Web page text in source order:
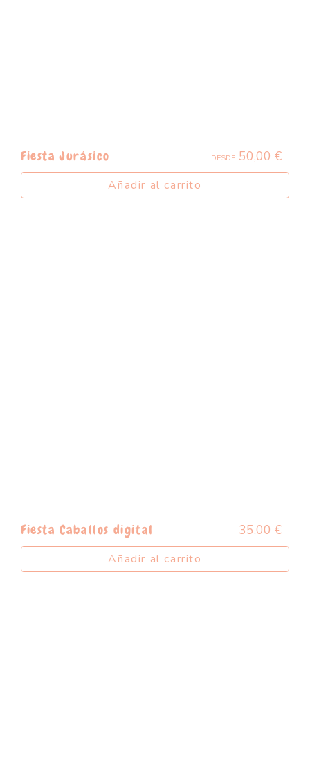
Fiesta Jurásico DESDE: 50,00€
Añadir al carrito
Fiesta Caballos digital 35,00€
Añadir al carrito